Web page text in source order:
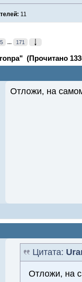
11
5 ... 171
(Прочитано
Отложи, на
Цитата:
Отложи, на